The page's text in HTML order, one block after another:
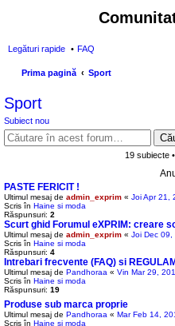
Legături rapide FAQ
Prima pagină
Sport
Sport
Subiect nou
19 subiecte
PASTE FERICIT !
Ultimul mesaj de admin_exprim « Joi Apr 21,
Scris în Haine si moda
Răspunsuri: 2
Scurt ghid Forumul eXPRIM: creare
Ultimul mesaj de admin_exprim « Joi Dec 09,
Scris în Haine si moda
Răspunsuri: 4
Intrebari frecvente (FAQ) si
Ultimul mesaj de Pandhoraa « Vin Mar 29,
Scris în Haine si moda
Răspunsuri: 19
Produse sub marca proprie
Ultimul mesaj de Pandhoraa « Mar Feb 14,
Scris în Haine si moda